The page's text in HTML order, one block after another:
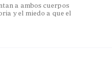
a ambos cuerpos
y el miedo a que el